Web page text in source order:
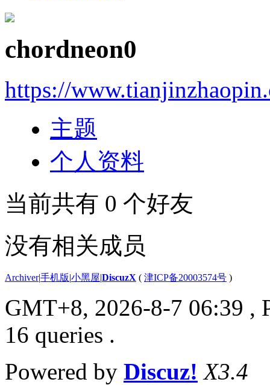
chordneon0
https://
主题
个人资料
当前共有 0 个好友
没有相关成员
Archiver|手机版|小黑屋|DiscuzX ( 津ICP备20003574号 )
GMT+8, 2026-8-7 06:39 ,
16 queries .
Powered by Discuz! X3.4